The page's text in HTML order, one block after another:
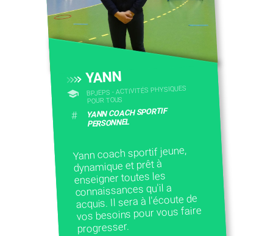
YANN
BPJEPS - ACTIVITÉS PHYSIQUES
POUR TOUS
# YANN COACH SPORTIF
PERSONNEL
Yann coach sportif jeune,
dynamique et prêt à
enseigner toutes les
connaissances qu'il a
acquis. Il sera à l'écoute de
vos besoins pour vous faire
progresser.